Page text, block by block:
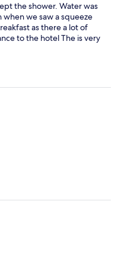
the shower. Water was
we saw a squeeze
as there a lot of
to the hotel The is very